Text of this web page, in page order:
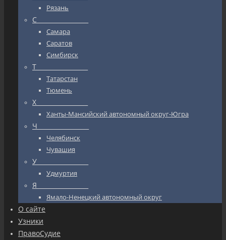
Рязань
С_________________
Самара
Саратов
Симбирск
Т_________________
Татарстан
Тюмень
Х_________________
Ханты-Мансийский автономный округ-Югра
Ч_________________
Челябинск
Чувашия
У_________________
Удмуртия
Я_________________
Ямало-Ненецкий автономный округ
О сайте
Узники
ПравоСудие